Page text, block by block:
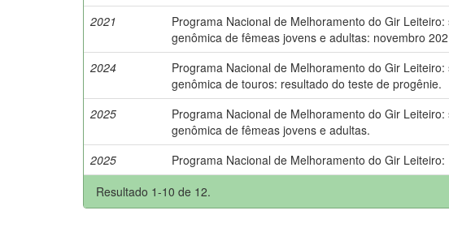
2021
Programa Nacional de Melhoramento do Gir
genômica de fêmeas jovens e adultas: novembro
2024
Programa Nacional de Melhoramento do Gir
genômica de touros: resultado do teste de progênie.
2025
Programa Nacional de Melhoramento do Gir
genômica de fêmeas jovens e adultas.
2025 Programa Nacional de Melhoramento do Gir
Resultado 1-10 de 12.